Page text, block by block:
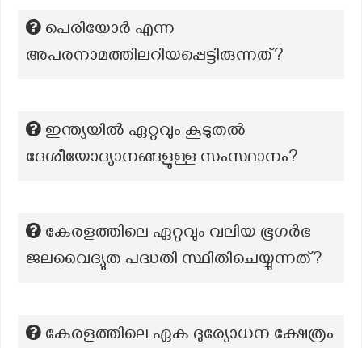
പെരിയോർ എന്ന
അപരനാമത്തിലറിയപ്പെട്ടിരുന്നത്?
ഇന്ത്യയിൽ ഏറ്റവും കൂടുതൽ
ദേശീയോദ്യാനങ്ങളുള്ള സംസ്ഥാനം?
കേരളത്തിലെ ഏറ്റവും വലിയ ഭൂഗര്‍ഭ
ജലവൈദ്യുത പദ്ധതി സ്ഥിതിചെയ്യുന്നത്?
കേരളത്തിലെ ഏക ദുര്യോധന ക്ഷേത്രം